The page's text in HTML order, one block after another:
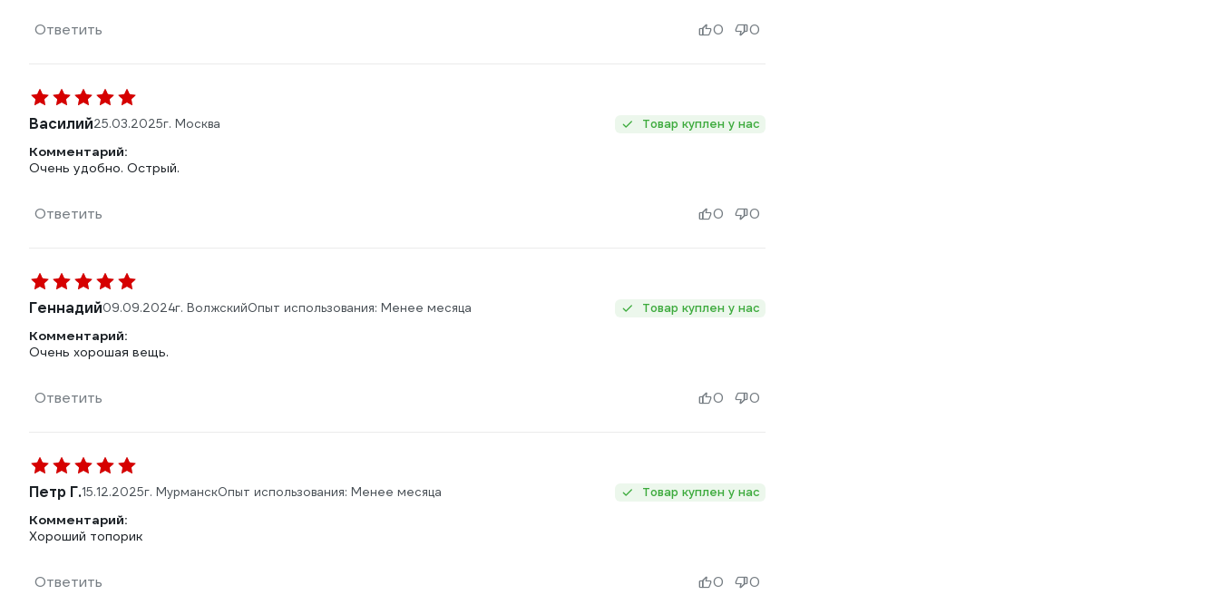
Ответить 0 0
Василий25.03.2025г. Москва Товар куплен у нас
Комментарий:
Очень удобно. Острый.
Ответить 0 0
Геннадий09.09.2024г. ВолжскийОпыт использования: Менее месяца Товар куплен у нас
Комментарий:
Очень хорошая вещь.
Ответить 0 0
Петр Г.15.12.2025г. МурманскОпыт использования: Менее месяца Товар куплен у нас
Комментарий:
Хороший топорик
Ответить 0 0